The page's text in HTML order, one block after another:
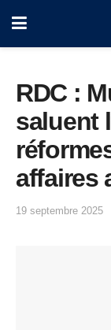
RDC :
saluent
affaires
19 septembre 2025